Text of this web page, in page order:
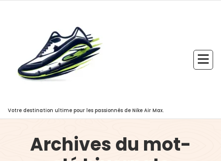
Votre destination ultime pour les passionnés de Nike Air Max.
Archives du mot-